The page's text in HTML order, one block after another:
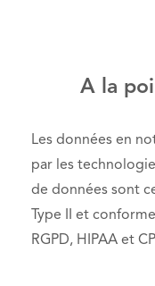
A la
Les données en
par les
de données sont
Type II et
RGPD, HIPAA et